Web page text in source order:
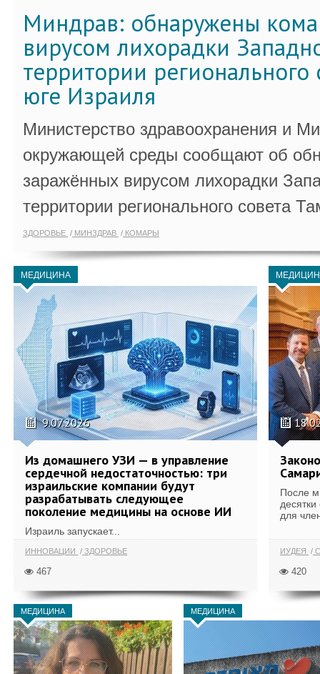
Миндрав: обнаружены
вирусом лихорадки
территории регионального
юге Израиля
Министерство здравоохранения и
окружающей среды сообщают об
заражённых вирусом лихорадки
территории регионального совета
ЗДОРОВЬЕ МИНЗДРАВ КОМАРЫ
МЕДИЦИНА
9.07.2026
Из домашнего УЗИ — в управление
сердечной недостаточностью: три
израильские компании будут
разрабатывать следующее
поколение медицины на основе ИИ
Израиль запускает...
ИННОВАЦИИ ЗДОРОВЬЕ
467
После
для
ИУДЕЯ
420
МЕДИЦИНА МЕДИЦИНА